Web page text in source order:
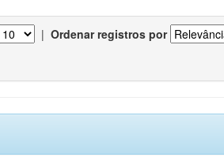
| Ordenar registros por